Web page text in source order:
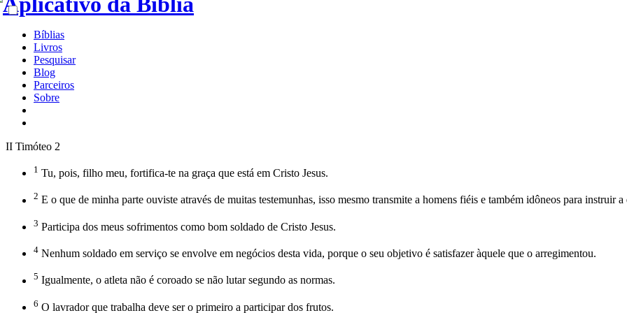
Bíblias
Livros
Pesquisar
Blog
Parceiros
Sobre
II Timóteo 2
1 Tu, pois, filho meu, fortifica-te na graça que está em Cristo Jesus.
2 E o que de minha parte ouviste através de muitas testemunhas, isso mesmo transmite a homens fiéis e também idôneos para instruir a
3 Participa dos meus sofrimentos como bom soldado de Cristo Jesus.
4 Nenhum soldado em serviço se envolve em negócios desta vida, porque o seu objetivo é satisfazer àquele que o arregimentou.
5 Igualmente, o atleta não é coroado se não lutar segundo as normas.
6 O lavrador que trabalha deve ser o primeiro a participar dos frutos.